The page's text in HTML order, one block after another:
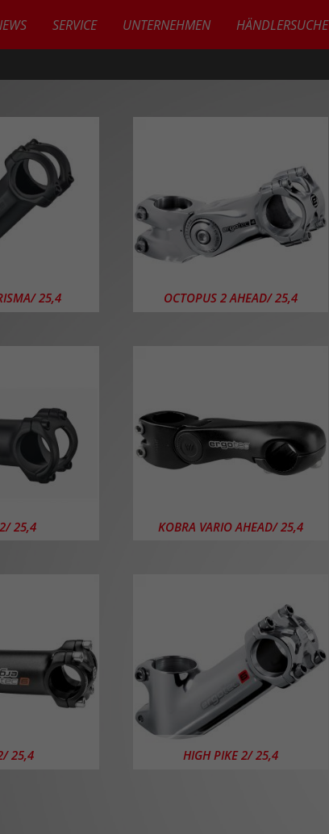
SERVICE UNTERNEHMEN HÄNDLERSUCHE
25,4 OCTOPUS 2 AHEAD/ 25,4
25,4 KOBRA VARIO AHEAD/ 25,4
25,4 HIGH PIKE 2/ 25,4